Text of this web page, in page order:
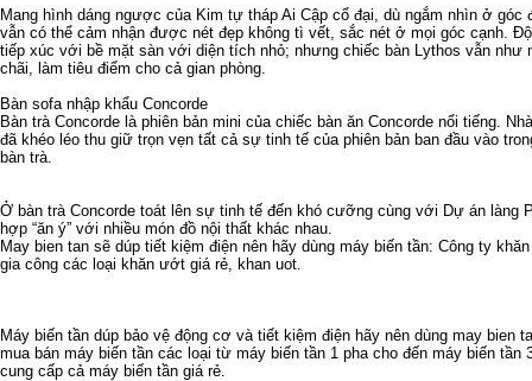
Mang hình dáng ngược của Kim tự tháp Ai Cập cổ đại, dù ngắm nhìn ở góc
vẫn có thể cảm nhận được nét đẹp không tì vết, sắc nét ở mọi góc cạnh.
tiếp xúc với bề mặt sàn với diện tích nhỏ; nhưng chiếc bàn Lythos vẫn như
chãi, làm tiêu điểm cho cả gian phòng.
Bàn sofa nhập khẩu Concorde
Bàn trà Concorde là phiên bản mini của chiếc bàn ăn Concorde nổi tiếng.
đã khéo léo thu giữ trọn vẹn tất cả sự tinh tế của phiên bản ban đầu vào
bàn trà.
Ở bàn trà Concorde toát lên sự tinh tế đến khó cưỡng cùng với Dự án làng
hợp “ăn ý” với nhiều món đồ nội thất khác nhau.
May bien tan sẽ dúp tiết kiệm điện nên hãy dùng máy biến tần: Công ty
gia công các loại khăn ướt giá rẻ khan uot
Máy biến tần dúp bảo vệ động cơ và tiết kiệm điện hãy nên dùng may bien
mua bán máy biến tần các loại từ máy biến tần 1 pha cho đến máy biến tần
cung cấp cả máy biến tần giá rẻ